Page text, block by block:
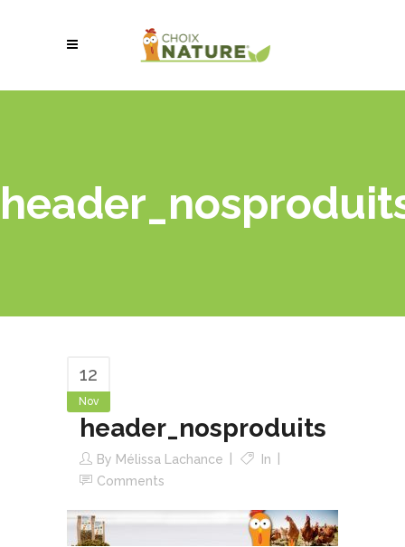
12
Nov
header_nosproduits
By Mélissa Lachance
In
Comments